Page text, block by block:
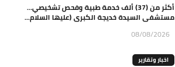
أكثر من (37) ألف خدمة طبية وفحص تشخيصي…
مستشفى السيدة خديجة الكبرى (عليها السلام...
08/08/2026
اخبار وتقارير